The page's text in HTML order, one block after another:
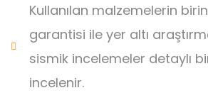
Kullanılan malzemelerin
garantisi ile yer altı
sismik incelemeler detaylı
incelenir.